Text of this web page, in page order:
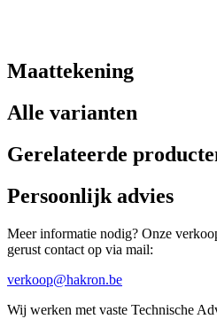
Maattekening
Alle varianten
Gerelateerde
Persoonlijk advies
Meer informatie nodig? Onze
gerust contact op via mail:
verkoop@hakron.be
Wij werken met vaste Technische